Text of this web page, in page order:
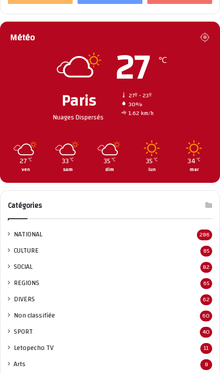
Météo
Paris
Nuages Dispersés
27 ℃
27º - 23º
30%
1.62 km/h
27 ℃
ven
33℃
sam
35 ℃
dim
35 ℃
lun
34 ℃
mar
Catégories
NATIONAL 286
CULTURE 85
SOCIAL 82
REGIONS 65
DIVERS 62
Non classifiée 60
SPORT 40
Letopecho TV 11
Arts 8